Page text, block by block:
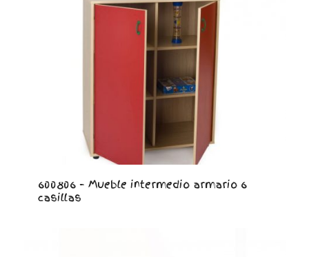
600806 – Mueble intermedio armario 6
casillas